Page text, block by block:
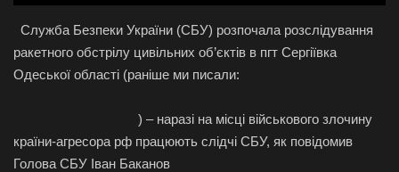
Служба Безпеки України (СБУ) розпочала розслідування
ракетного обстрілу цивільних об’єктів в пгт Сергіївка
Одеської області (раніше ми писали:
) – наразі на місці військового злочину
країни-агресора рф працюють слідчі СБУ, як повідомив
Голова СБУ Іван Баканов